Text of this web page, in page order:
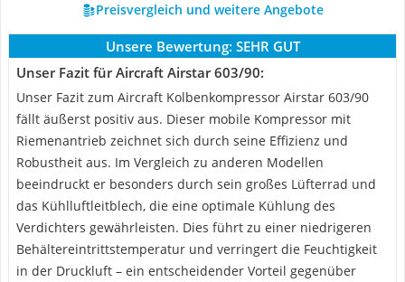
Preisvergleich und weitere Angebote
Unsere Bewertung: SEHR GUT
Unser Fazit für Aircraft Airstar 603/90:
Unser Fazit zum Aircraft Kolbenkompressor Airstar 603/90
fällt äußerst positiv aus. Dieser mobile Kompressor mit
Riemenantrieb zeichnet sich durch seine Effizienz und
Robustheit aus. Im Vergleich zu anderen Modellen
beeindruckt er besonders durch sein großes Lüfterrad und
das Kühlluftleitblech, die eine optimale Kühlung des
Verdichters gewährleisten. Dies führt zu einer niedrigeren
Behältereintrittstemperatur und verringert die Feuchtigkeit
in der Druckluft – ein entscheidender Vorteil gegenüber